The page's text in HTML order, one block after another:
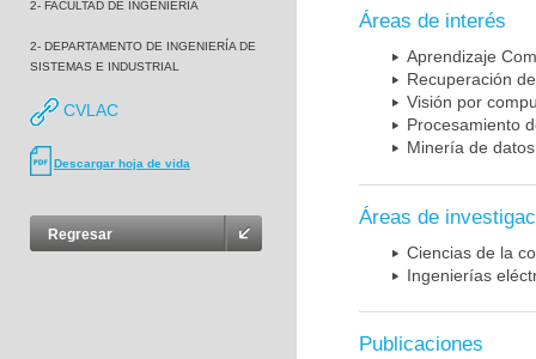
2- FACULTAD DE INGENIERÍA
2- DEPARTAMENTO DE INGENIERÍA DE
SISTEMAS E INDUSTRIAL
CVLAC
Descargar hoja de vida
Regresar
Áreas de interés
Aprendizaje
Recuperación
Visión por
Procesamiento
Minería de
Áreas de
Ciencias de la
Ingenierías
Publicaciones